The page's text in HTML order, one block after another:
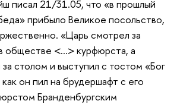
писал 21/31.05, что «в прошлый
прибыло Великое посольство,
«Царь смотрел за
обществе <…> курфюрста, а
столом и выступил с тостом «Бог
он пил на брудершафт с его
Бранденбургским